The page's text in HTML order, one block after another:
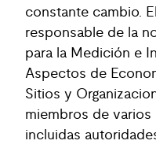
constante cambio.
responsable de la
para la Medición e
Aspectos de
Sitios y
miembros de varios
incluidas